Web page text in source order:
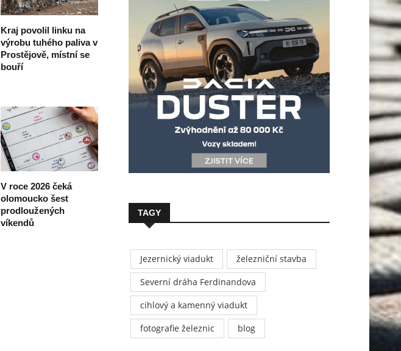
Kraj povolil linku na
výrobu tuhého paliva v
Prostějově, místní se
bouří
V roce 2026 čeká
olomoucko šest
prodloužených
víkendů
TAGY
Jezernický viadukt
železniční stavba
Severní dráha Ferdinandova
cihlový a kamenný viadukt
fotografie železnic
blog